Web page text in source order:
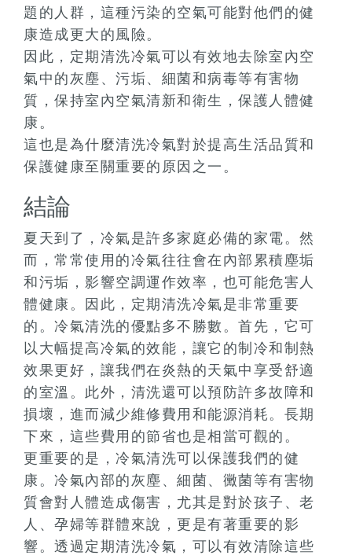
題的人群，這種污染的空氣可能對他們的健
康造成更大的風險。
因此，定期清洗冷氣可以有效地去除室內空
氣中的灰塵、污垢、細菌和病毒等有害物
質，保持室內空氣清新和衛生，保護人體健
康。
這也是為什麼清洗冷氣對於提高生活品質和
保護健康至關重要的原因之一。
結論
夏天到了，冷氣是許多家庭必備的家電。然
而，常常使用的冷氣往往會在內部累積塵垢
和污垢，影響空調運作效率，也可能危害人
體健康。因此，定期清洗冷氣是非常重要
的。冷氣清洗的優點多不勝數。首先，它可
以大幅提高冷氣的效能，讓它的制冷和制熱
效果更好，讓我們在炎熱的天氣中享受舒適
的室溫。此外，清洗還可以預防許多故障和
損壞，進而減少維修費用和能源消耗。長期
下來，這些費用的節省也是相當可觀的。
更重要的是，冷氣清洗可以保護我們的健
康。冷氣內部的灰塵、細菌、黴菌等有害物
質會對人體造成傷害，尤其是對於孩子、老
人、孕婦等群體來說，更是有著重要的影
響。透過定期清洗冷氣，可以有效清除這些